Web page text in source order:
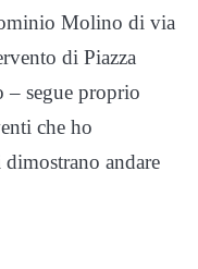
Molino di via
di Piazza
– segue proprio
che ho
andare